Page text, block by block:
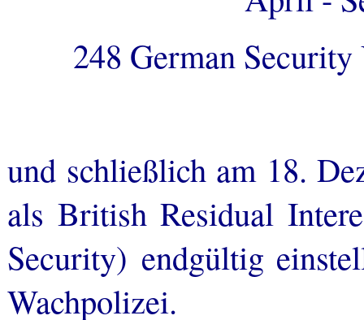
248 German
und schließlich am 18.
als British Residual
Security) endgültig
Wachpolizei.